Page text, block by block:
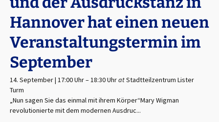
Hannover hat einen neuen
Veranstaltungstermin im
September
14. September | 17:00 Uhr–18:30 UhratStadtteilzentrum Lister
Turm
„Nun sagen Sie das einmal mit ihrem Körper“Mary Wigman
revolutionierte mit dem modernen Ausdruc...